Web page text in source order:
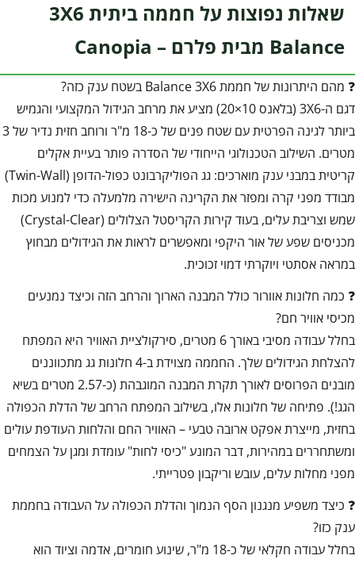
שאלות נפוצות על חממה ביתית 3X6
Balance מבית פלרם – Canopia
❓ מהם היתרונות של חממת Balance 3X6 בשטח ענק כזה?
דגם ה-3X6 (בלאנס 10×20) מציע את מרחב הגידול המקצועי והגמיש
ביותר לגינה הפרטית עם שטח פנים של כ-18 מ"ר ורוחב חזית נדיר של 3
מטרים. השילוב הטכנולוגי הייחודי של הסדרה פותר בעיית אקלים
קריטית במבני ענק מוארכים: גג הפוליקרבונט כפול-הדופן (Twin-Wall)
מבודד מפני קרה ומפזר את הקרינה הישירה מלמעלה כדי למנוע מכות
שמש וצריבת עלים, בעוד קירות הקריסטל הצלולים (Crystal-Clear)
מכניסים שפע של אור היקפי ומאפשרים לראות את הגידולים מבחוץ
במראה אסתטי ויוקרתי דמוי זכוכית.
❓ כמה חלונות אוורור כולל המבנה הארוך והרחב הזה וכיצד נמנעים
מכיסי אוויר חם?
בחלל עבודה מסיבי באורך 6 מטרים, סירקולציית האוויר היא המפתח
להצלחת הגידולים שלך. החממה מצוידת ב-4 חלונות גג מתכווננים
מובנים הפרוסים לאורך תקרת המבנה המוגבהת (כ-2.57 מטרים בשיא
הגג!). פתיחה של חלונות אלו, בשילוב המפתח הרחב של הדלת הכפולה
בחזית, מייצרת אפקט ארובה טבעי – האוויר החם והלחות העודפת עולים
ומשתחררים במהירות, דבר המונע "כיסי לחות" עומדת ומגן על הצמחים
מפני מחלות עלים, עובש וריקבון פטרייתי.
❓ כיצד משפיע מנגנון הסף הנמוך והדלת הכפולה על העבודה בחממת
ענק כזו?
בחלל עבודה חקלאי של כ-18 מ"ר, שינוע חומרים, אדמה וציוד הוא